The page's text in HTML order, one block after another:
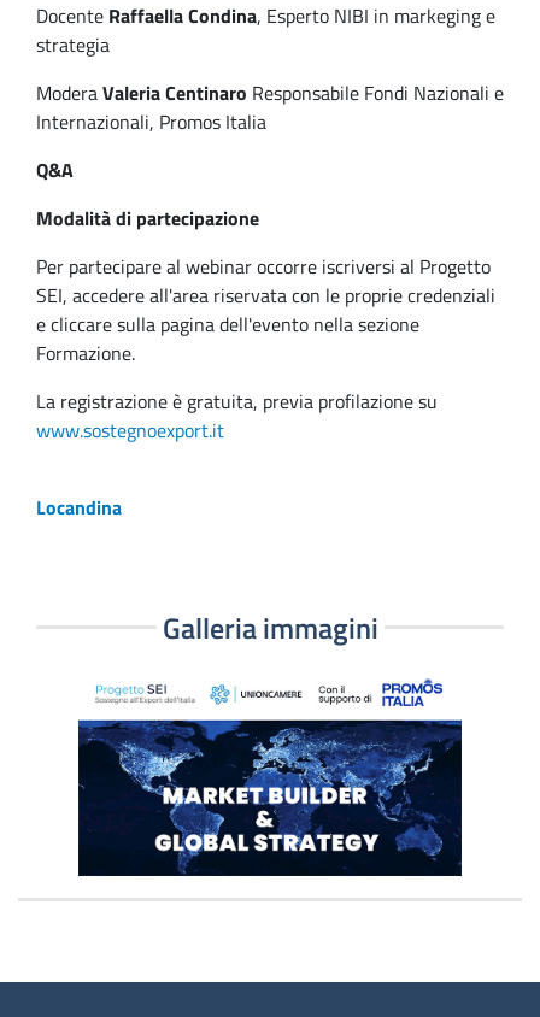
Docente Raffaella Condina, Esperto NIBI in markeging e
strategia
ModeraValeria Centinaro Responsabile Fondi Nazionali e
Internazionali, Promos Italia
Q&A
Modalità di partecipazione
Per partecipare al webinar occorre iscriversi al Progetto
SEI, accedere all'area riservata con le proprie credenziali
e cliccare sulla pagina dell'evento nella sezione
Formazione.
La registrazione è gratuita, previa profilazione su
www.sostegnoexport.it
Locandina
Galleria immagini